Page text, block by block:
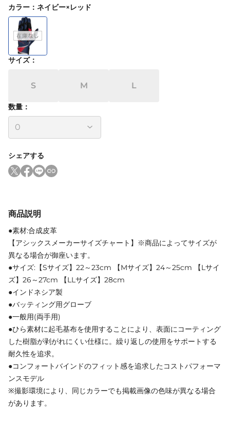
カラー ： ネイビー×レッド
サイズ：
S M L
数量：
シェアする
商品説明
●素材:合成皮革
【アシックスメーカーサイズチャート】※商品によってサイズが
異なる場合が御座います。
●サイズ:【Sサイズ】22～23cm 【Mサイズ】24～25cm 【Lサイ
ズ】26～27cm 【LLサイズ】28cm
●インドネシア製
●バッティング用グローブ
●一般用(両手用)
●ひら素材に起毛基布を使用することにより、表面にコーティング
した樹脂が剥がれにくい仕様に。繰り返しの使用をサポートする
耐久性を追求。
●コンフォートバインドのフィット感を追求したコストパフォーマ
ンスモデル
※撮影環境により、同じカラーでも掲載画像の色味が異なる場合
があります。